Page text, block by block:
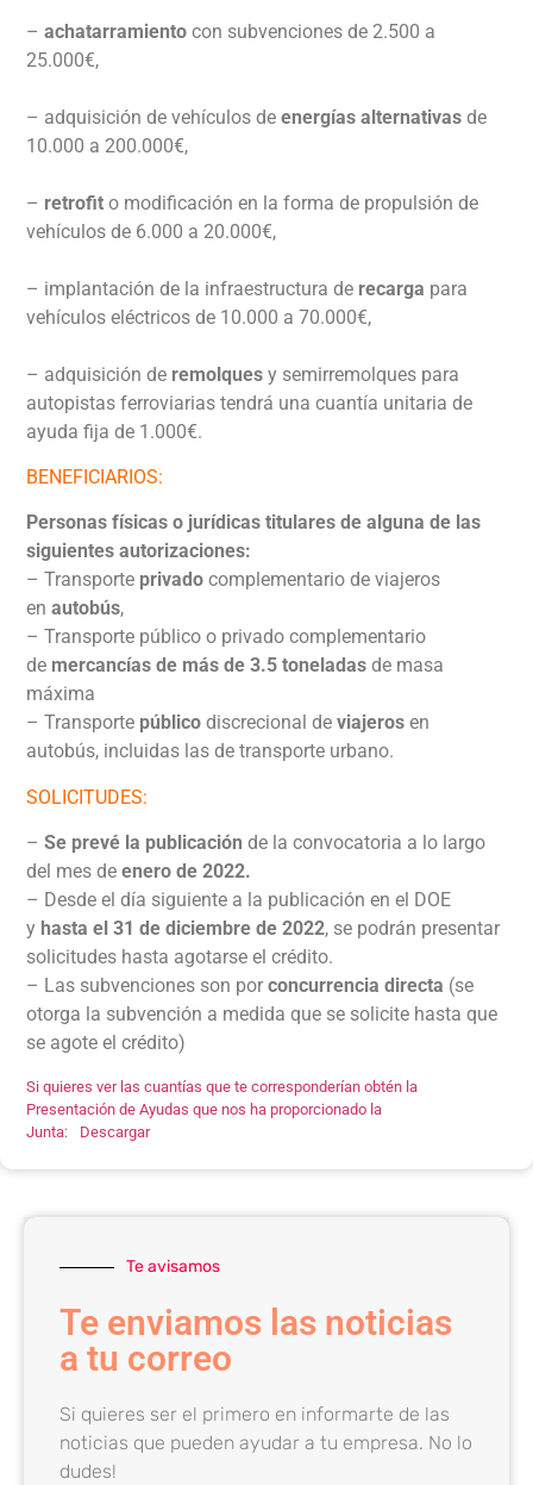
–achatarramientocon subvenciones de 2.500 a
25.000€,
– adquisición de vehículos deenergías alternativas de
10.000 a 200.000€,
– retrofito modificación en la forma de propulsión de
vehículos de 6.000 a 20.000€,
– implantación de la infraestructura de recarga para
vehículos eléctricos de 10.000 a 70.000€,
– adquisición de remolquesy semirremolques para
autopistas ferroviarias tendrá una cuantía unitaria de
ayuda fija de 1.000€.
BENEFICIARIOS:
Personas físicas o jurídicas titulares de alguna de las
siguientes autorizaciones:
– Transporte privadocomplementario de viajeros
enautobús,
– Transporte público o privado complementario
de mercancías de más de 3.5 toneladasde masa
máxima
– Transporte públicodiscrecional deviajerosen
autobús, incluidas las de transporte urbano.
SOLICITUDES:
–Se prevé la publicación de la convocatoria a lo largo
del mes deenero de 2022.
– Desde el día siguiente a la publicación en el DOE
y hasta el 31 de diciembre de 2022, se podrán presentar
solicitudes hasta agotarse el crédito.
– Las subvenciones son por concurrencia directa (se
otorga la subvención a medida que se solicite hasta que
se agote el crédito)
Si quieres ver las cuantías que te corresponderían obtén la
Presentación de Ayudas que nos ha proporcionado la
Junta:
Descargar
Te avisamos
Te enviamos las noticias
a tu correo
Si quieres ser el primero en informarte de las
noticias que pueden ayudar a tu empresa. No lo
dudes!